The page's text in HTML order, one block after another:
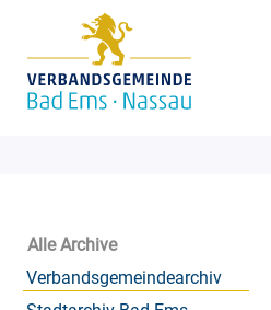
Alle Archive
Verbandsgemeindearchiv